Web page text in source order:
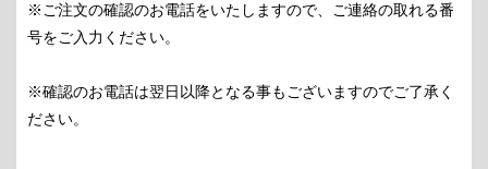
※ご注文の確認のお電話をいたしますので、ご連絡の取れる番
号をご入力ください。
※確認のお電話は翌日以降となる事もございますのでご了承く
ださい。